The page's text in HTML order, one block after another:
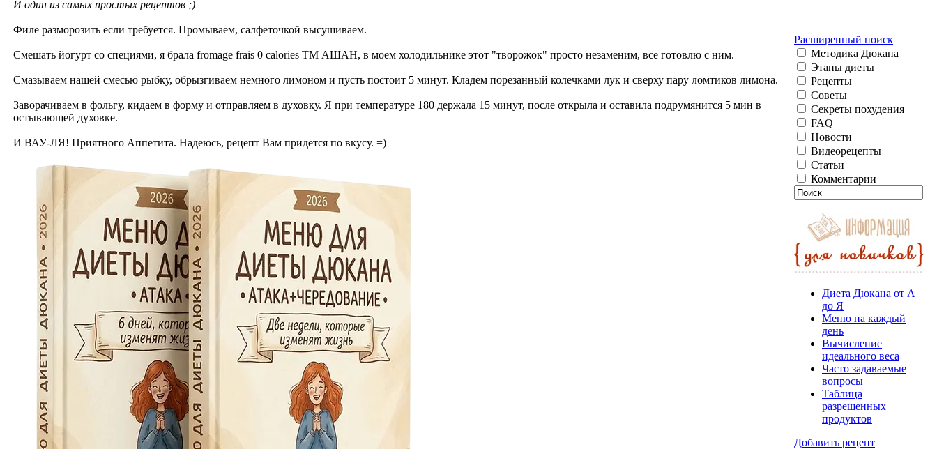
И один из самых простых рецептов ;)
Филе разморозить если требуется. Промываем, салфеточкой высушиваем.
Смешать йогурт со специями, я брала fromage frais 0 calories ТМ АШАН, в моем холодильнике этот "творожок" просто незаменим, все готовлю с ним.
Смазываем нашей смесью рыбку, обрызгиваем немного лимоном и пусть постоит 5 минут. Кладем порезанный колечками лук и сверху пару ломтиков лимона.
Заворачиваем в фольгу, кидаем в форму и отправляем в духовку. Я при температуре 180 держала 15 минут, после открыла и оставила подрумянится 5 мин в
остывающей духовке.
И ВАУ-ЛЯ! Приятного Аппетита. Надеюсь, рецепт Вам придется по вкусу. =)
Расширенный поиск
Методика Дюкана
Этапы диеты
Рецепты
Советы
Секреты похудения
FAQ
Новости
Видеорецепты
Статьи
Комментарии
Диета Дюкана от А
до Я
Меню на каждый
день
Вычисление
идеального веса
Часто задаваемые
вопросы
Таблица
разрешенных
продуктов
Добавить рецепт